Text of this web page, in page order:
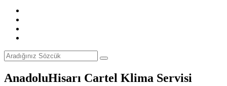
AnadoluHisarı Cartel Klima Servisi